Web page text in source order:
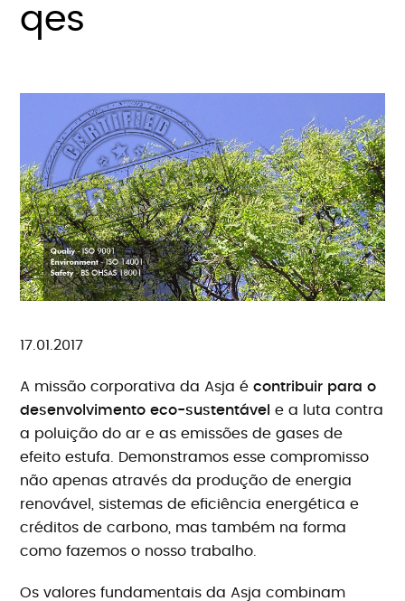
qes
17.01.2017
A missão corporativa da Asja écontribuir para o
desenvolvimento eco-sustentável e a luta contra
a poluição do ar e as emissões de gases de
efeito estufa. Demonstramos esse compromisso
não apenas através da produção de energia
renovável, sistemas de eficiência energética e
créditos de carbono, mas também na forma
como fazemos o nosso trabalho.
Os valores fundamentais da Asja combinam